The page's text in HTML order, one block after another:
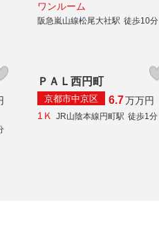
ワンルーム
阪急嵐山線松尾大社駅 徒歩10分
ＰＡＬ西円町
京都市中京区 6.7万万円
1Ｋ
JR山陰本線円町駅 徒歩1分